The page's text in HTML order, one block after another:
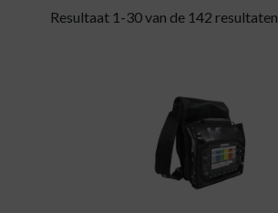
Resultaat 1-30 van de 142 resultaten